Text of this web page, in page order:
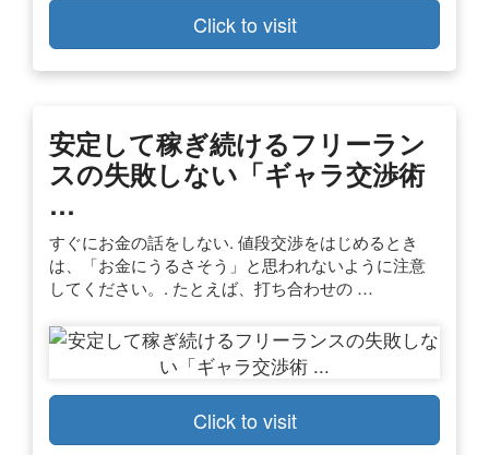
Click to visit
安定して稼ぎ続けるフリーラン
スの失敗しない「ギャラ交渉術
…
すぐにお金の話をしない. 値段交渉をはじめるとき
は、「お金にうるさそう」と思われないように注意
してください。. たとえば、打ち合わせの …
Click to visit